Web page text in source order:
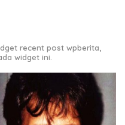
recent post wpberita,
widget ini.